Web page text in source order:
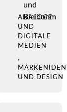
und
Bleibohm
ANALOGE
UND
DIGITALE
MEDIEN
,
UND DESIGN